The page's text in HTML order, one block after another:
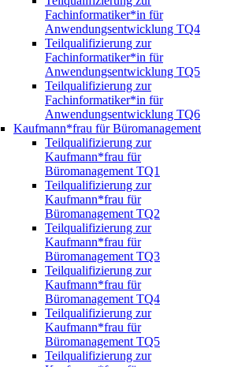
Fachinformatiker*in für
Anwendungsentwicklung TQ4
Teilqualifizierung zur
Fachinformatiker*in für
Anwendungsentwicklung TQ5
Teilqualifizierung zur
Fachinformatiker*in für
Anwendungsentwicklung TQ6
Kaufmann*frau für Büromanagement
Teilqualifizierung zur
Kaufmann*frau für
Büromanagement TQ1
Teilqualifizierung zur
Kaufmann*frau für
Büromanagement TQ2
Teilqualifizierung zur
Kaufmann*frau für
Büromanagement TQ3
Teilqualifizierung zur
Kaufmann*frau für
Büromanagement TQ4
Teilqualifizierung zur
Kaufmann*frau für
Büromanagement TQ5
Teilqualifizierung zur